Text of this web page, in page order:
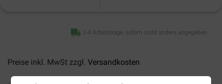
2-4 Arbeitstage, sofern nicht anders angegeben
Preise inkl. MwSt zzgl. Versandkosten